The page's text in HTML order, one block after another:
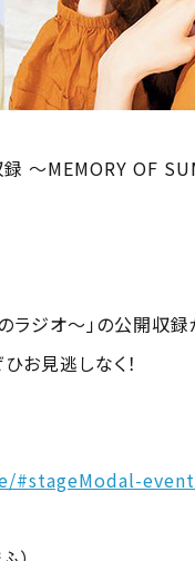
録 ～MEMORY OF
ジオ～」の公開収
お見逃しなく！